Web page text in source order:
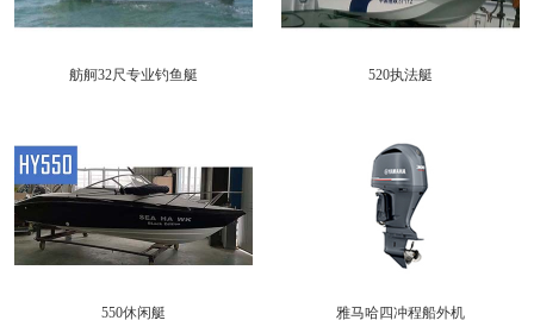
舫舸32尺专业钓鱼艇 520执法艇
550休闲艇 雅马哈四冲程船外机